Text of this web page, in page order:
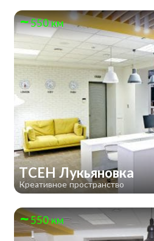
550 км
TCEH Лукьяновка
Креативное пространство
550 км